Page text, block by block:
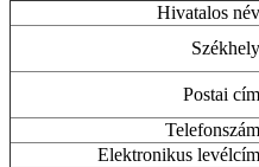
Hivatalos
Postai
Elektronikus